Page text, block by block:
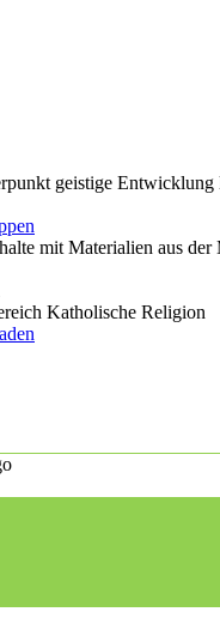
geistige
mit Materialien aus der
Katholische Religion